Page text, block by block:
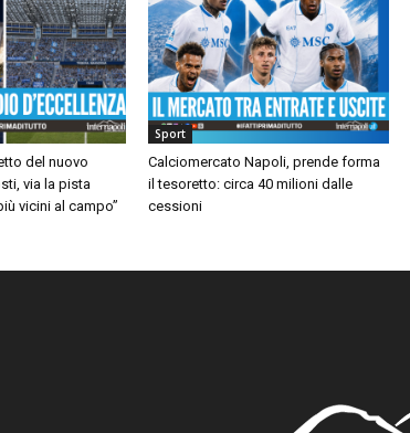
del nuovo
via la pista
vicini al campo”
Sport
Calciomercato Napoli, prende forma
il tesoretto: circa 40 milioni dalle
cessioni